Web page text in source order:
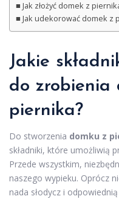
Jak złożyć domek z
Jak udekorować domek z
Jakie
do zrobienia
piernika?
Do stworzenia domku z
składniki, które umożliwią
Przede wszystkim,
naszego wypieku. Oprócz
nada słodycz i